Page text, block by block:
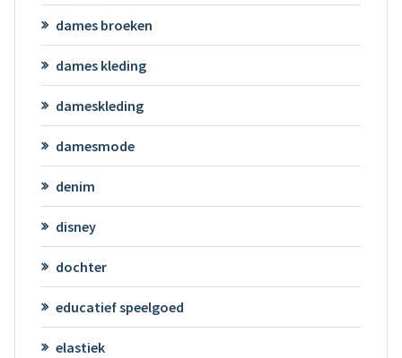
dames broeken
dames kleding
dameskleding
damesmode
denim
disney
dochter
educatief speelgoed
elastiek